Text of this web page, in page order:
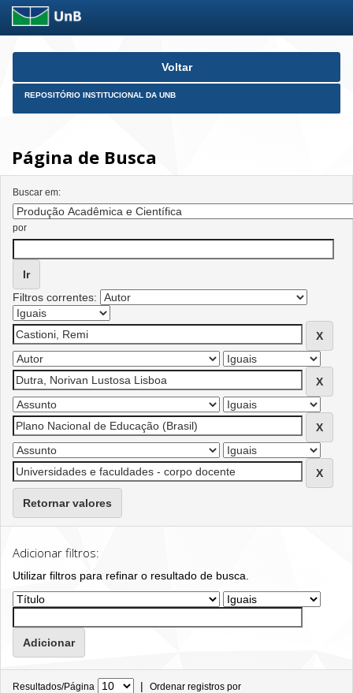
Skip
Voltar
REPOSITÓRIO INSTITUCIONAL DA UNB
Página de Busca
Buscar em:
por
Filtros correntes:
Retornar valores
Adicionar filtros:
Utilizar filtros para refinar o resultado de busca.
Resultados/Página | Ordenar registros por